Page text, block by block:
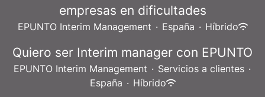
empresas en dificultades
EPUNTO Interim Management · España · Híbrido
Quiero ser Interim manager con EPUNTO
EPUNTO Interim Management · Servicios a clientes ·
España · Híbrido